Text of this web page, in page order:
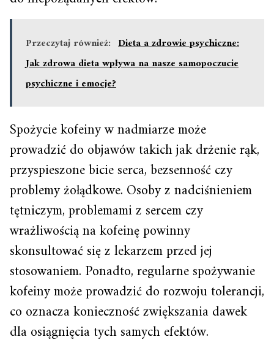
Przeczytaj również: Dieta a zdrowie psychiczne:
Jak zdrowa dieta wpływa na nasze samopoczucie
psychiczne i emocje?
Spożycie kofeiny w nadmiarze może
prowadzić do objawów takich jak drżenie rąk,
przyspieszone bicie serca, bezsenność czy
problemy żołądkowe. Osoby z nadciśnieniem
tętniczym, problemami z sercem czy
wrażliwością na kofeinę powinny
skonsultować się z lekarzem przed jej
stosowaniem. Ponadto, regularne spożywanie
kofeiny może prowadzić do rozwoju tolerancji,
co oznacza konieczność zwiększania dawek
dla osiągnięcia tych samych efektów.